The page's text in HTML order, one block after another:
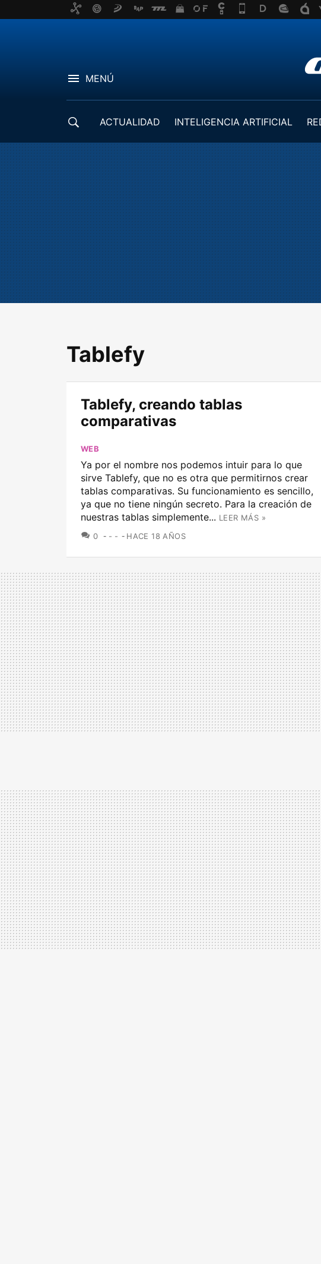
MENÚ
ACTUALIDAD INTELIGENCIA ARTIFICIAL
Tablefy
Tablefy, creando tablas
comparativas
WEB
Ya por el nombre nos podemos intuir para lo que
sirve Tablefy, que no es otra que permitirnos crear
tablas comparativas. Su funcionamiento es sencillo,
ya que no tiene ningún secreto. Para la creación de
nuestras tablas simplemente... LEER MÁS »
0 COMENTARIOS
- - HACE 18 AÑOS